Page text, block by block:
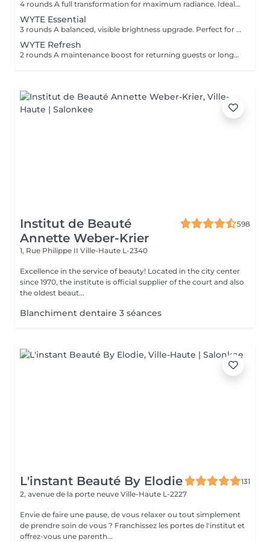
4 rounds A full transformation for maximum radiance. Ideal for first-time guests seeking the brightest natural result. 100% satisfaction or money back no-questions asked guarantee*
WYTE Essential
3 rounds A balanced, visible brightness upgrade. Perfect for your first whitening journey.
WYTE Refresh
2 rounds A maintenance boost for returning guests or long-term brilliance seekers, uniquely for returning clients, after your first session.
Institut de Beauté
Annette Weber-Krier
598
1, Rue Philippe II Ville-Haute L-2340
Excellence in the service of beauty! Located in the city center
since 1970, the institute is official supplier of the court and also
the oldest beaut...
Blanchiment dentaire 3 séances
L'instant Beauté By Elodie
131
2, avenue de la porte neuve Ville-Haute L-2227
Envie de faire une pause, de vous relaxer ou tout simplement
de prendre soin de vous ? Franchissez les portes de l'institut et
offrez-vous une parenth...